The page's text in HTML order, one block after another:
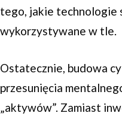
tego, jakie technologie
wykorzystywane w tle.
Ostatecznie, budowa
przesunięcia
„aktywów”. Zamiast